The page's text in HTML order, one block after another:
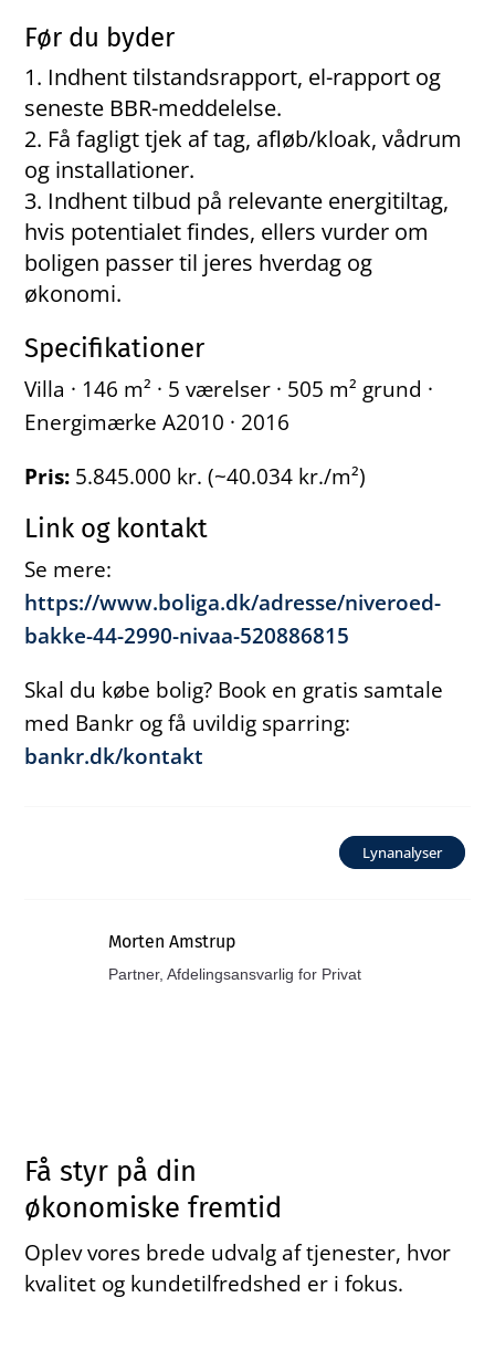
Før du byder
Indhent tilstandsrapport, el-rapport og
seneste BBR-meddelelse.
Få fagligt tjek af tag, afløb/kloak, vådrum
og installationer.
Indhent tilbud på relevante energitiltag,
hvis potentialet findes, ellers vurder om
boligen passer til jeres hverdag og
økonomi.
Specifikationer
Villa · 146 m² · 5 værelser · 505 m² grund ·
Energimærke A2010 · 2016
Pris: 5.845.000 kr. (~40.034 kr./m²)
Link og kontakt
Se mere:
https://www.boliga.dk/adresse/niveroed-
bakke-44-2990-nivaa-520886815
Skal du købe bolig? Book en gratis samtale
med Bankr og få uvildig sparring:
bankr.dk/kontakt
Lynanalyser
Morten Amstrup
Partner, Afdelingsansvarlig for Privat
Få styr på din
økonomiske fremtid
Oplev vores brede udvalg af tjenester, hvor
kvalitet og kundetilfredshed er i fokus.